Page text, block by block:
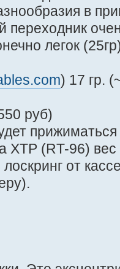
в
переходник
легок
) 17 гр.
руб)
прижиматься
ХТР (RT-96)
от